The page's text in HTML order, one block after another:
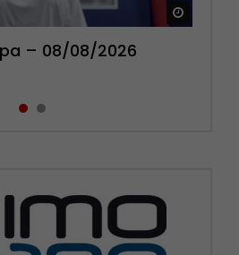
– 08/08/2026
– 07/08/2026